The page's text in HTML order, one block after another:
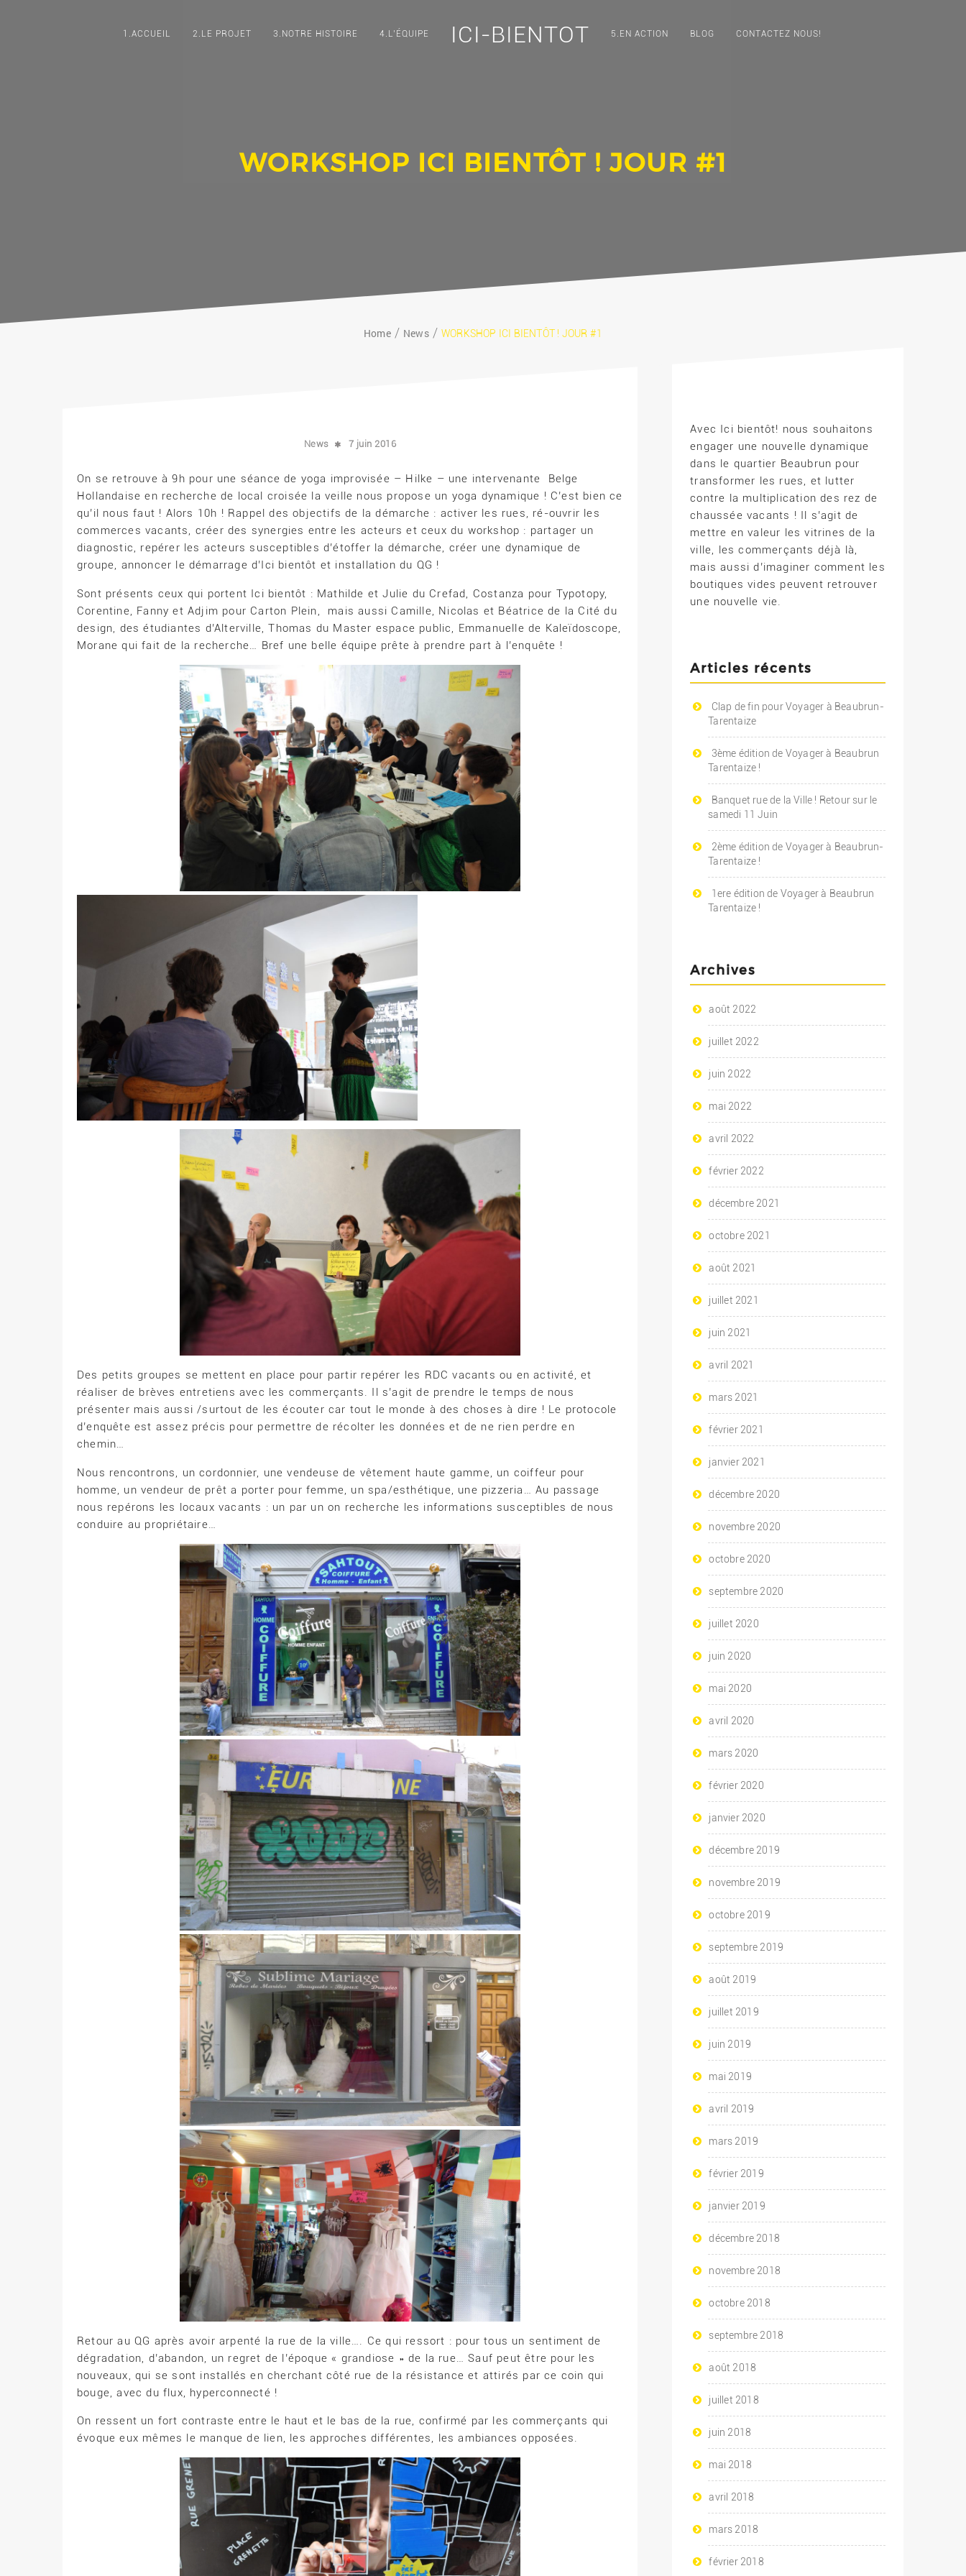
1.ACCUEIL 2.LE PROJET 3.NOTRE HISTOIRE 4.L’ÉQUIPE ICI-BIENTOT 5.EN ACTION BLOG CONTACTEZ NOUS!
WORKSHOP ICI BIENTÔT ! JOUR #1
Home News WORKSHOP ICI BIENTÔT ! JOUR #1
News 7 juin 2016
On se retrouve à 9h pour une séance de yoga improvisée – Hilke – une intervenante Belge
Hollandaise en recherche de local croisée la veille nous propose un yoga dynamique ! C’est bien ce
qu’il nous faut ! Alors 10h ! Rappel des objectifs de la démarche : activer les rues, ré-ouvrir les
commerces vacants, créer des synergies entre les acteurs et ceux du workshop : partager un
diagnostic, repérer les acteurs susceptibles d’étoffer la démarche, créer une dynamique de
groupe, annoncer le démarrage d’Ici bientôt et installation du QG !
Sont présents ceux qui portent Ici bientôt : Mathilde et Julie du Crefad, Costanza pour Typotopy,
Corentine, Fanny et Adjim pour Carton Plein, mais aussi Camille, Nicolas et Béatrice de la Cité du
design, des étudiantes d’Alterville, Thomas du Master espace public, Emmanuelle de Kaleïdoscope,
Morane qui fait de la recherche… Bref une belle équipe prête à prendre part à l’enquête !
Des petits groupes se mettent en place pour partir repérer les RDC vacants ou en activité, et
réaliser de brèves entretiens avec les commerçants. Il s’agit de prendre le temps de nous
présenter mais aussi /surtout de les écouter car tout le monde à des choses à dire ! Le protocole
d’enquête est assez précis pour permettre de récolter les données et de ne rien perdre en
chemin…
Nous rencontrons, un cordonnier, une vendeuse de vêtement haute gamme, un coiffeur pour
homme, un vendeur de prêt a porter pour femme, un spa/esthétique, une pizzeria… Au passage
nous repérons les locaux vacants : un par un on recherche les informations susceptibles de nous
conduire au propriétaire…
Retour au QG après avoir arpenté la rue de la ville…. Ce qui ressort : pour tous un sentiment de
dégradation, d’abandon, un regret de l’époque « grandiose » de la rue… Sauf peut être pour les
nouveaux, qui se sont installés en cherchant côté rue de la résistance et attirés par ce coin qui
bouge, avec du flux, hyperconnecté !
On ressent un fort contraste entre le haut et le bas de la rue, confirmé par les commerçants qui
évoque eux mêmes le manque de lien, les approches différentes, les ambiances opposées.
Avec Ici bientôt! nous souhaitons
engager une nouvelle dynamique
dans le quartier Beaubrun pour
transformer les rues, et lutter
contre la multiplication des rez de
chaussée vacants ! Il s’agit de
mettre en valeur les vitrines de la
ville, les commerçants déjà là,
mais aussi d’imaginer comment les
boutiques vides peuvent retrouver
une nouvelle vie.
Articles récents
Clap de fin pour Voyager à Beaubrun-
Tarentaize
3ème édition de Voyager à Beaubrun
Tarentaize !
Banquet rue de la Ville ! Retour sur le
samedi 11 Juin
2ème édition de Voyager à Beaubrun-
Tarentaize !
1ere édition de Voyager à Beaubrun
Tarentaize !
Archives
août 2022
juillet 2022
juin 2022
mai 2022
avril 2022
février 2022
décembre 2021
octobre 2021
août 2021
juillet 2021
juin 2021
avril 2021
mars 2021
février 2021
janvier 2021
décembre 2020
novembre 2020
octobre 2020
septembre 2020
juillet 2020
juin 2020
mai 2020
avril 2020
mars 2020
février 2020
janvier 2020
décembre 2019
novembre 2019
octobre 2019
septembre 2019
août 2019
juillet 2019
juin 2019
mai 2019
avril 2019
mars 2019
février 2019
janvier 2019
décembre 2018
novembre 2018
octobre 2018
septembre 2018
août 2018
juillet 2018
juin 2018
mai 2018
avril 2018
mars 2018
février 2018